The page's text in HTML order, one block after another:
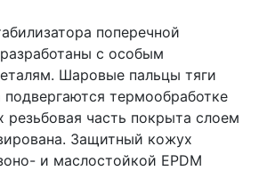
поперечной
с особым
Шаровые пальцы тяги
подвергаются термообработке
резьбовая часть покрыта слоем
Защитный кожух
и маслостойкой EPDM